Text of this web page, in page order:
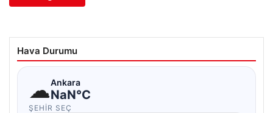
Hava Durumu
☁Ankara
NaN°C
ŞEHIR SEÇ